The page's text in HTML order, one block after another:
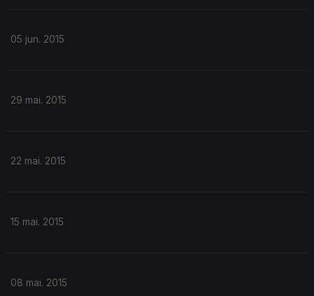
05 jun. 2015
29 mai. 2015
22 mai. 2015
15 mai. 2015
08 mai. 2015